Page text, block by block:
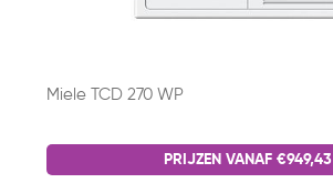
Miele TCD 270 WP
PRIJZEN VANAF €949,43